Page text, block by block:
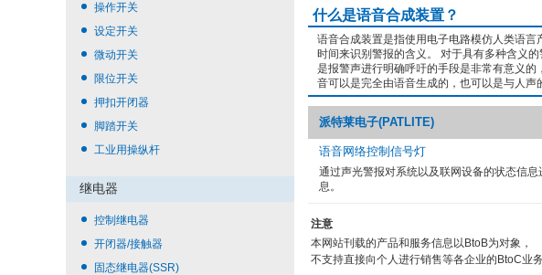
操作开关
设定开关
微动开关
限位开关
押扣开闭器
脚踏开关
工业用操纵杆
继电器
控制继电器
开闭器/接触器
固态继电器(SSR)
什么是语音合成装置？
语音合成装置是指使用电子电路模仿人类语
时间来识别警报的含义。 对于具有多种含义
是报警声进行明确呼吁的手段是非常有意义
音可以是完全由语音生成的，也可以是与人声
派特莱电子(PATLITE)
语音网络控制信号灯
通过声光警报对系统以及联网设备的状态信
息。
注意
本网站刊载的产品和服务信息以BtoB为对象，
不支持直接向个人进行销售等各企业的BtoC业